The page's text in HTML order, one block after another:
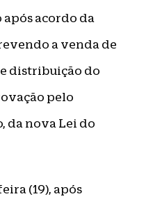
acordo da
a venda de
distribuição do
pelo
da nova Lei do